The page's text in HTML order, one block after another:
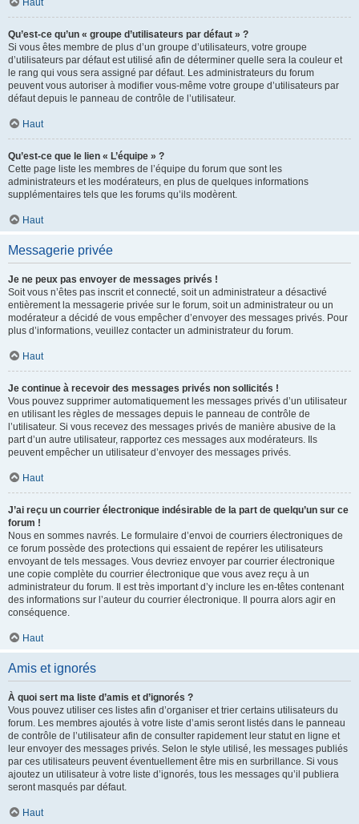
Haut
Qu’est-ce qu’un « groupe d’utilisateurs par défaut » ?
Si vous êtes membre de plus d’un groupe d’utilisateurs, votre groupe
d’utilisateurs par défaut est utilisé afin de déterminer quelle sera la couleur et
le rang qui vous sera assigné par défaut. Les administrateurs du forum
peuvent vous autoriser à modifier vous-même votre groupe d’utilisateurs par
défaut depuis le panneau de contrôle de l’utilisateur.
Haut
Qu’est-ce que le lien « L’équipe » ?
Cette page liste les membres de l’équipe du forum que sont les
administrateurs et les modérateurs, en plus de quelques informations
supplémentaires tels que les forums qu’ils modèrent.
Haut
Messagerie privée
Je ne peux pas envoyer de messages privés !
Soit vous n’êtes pas inscrit et connecté, soit un administrateur a désactivé
entièrement la messagerie privée sur le forum, soit un administrateur ou un
modérateur a décidé de vous empêcher d’envoyer des messages privés. Pour
plus d’informations, veuillez contacter un administrateur du forum.
Haut
Je continue à recevoir des messages privés non sollicités !
Vous pouvez supprimer automatiquement les messages privés d’un utilisateur
en utilisant les règles de messages depuis le panneau de contrôle de
l’utilisateur. Si vous recevez des messages privés de manière abusive de la
part d’un autre utilisateur, rapportez ces messages aux modérateurs. Ils
peuvent empêcher un utilisateur d’envoyer des messages privés.
Haut
J’ai reçu un courrier électronique indésirable de la part de quelqu’un sur ce
forum !
Nous en sommes navrés. Le formulaire d’envoi de courriers électroniques de
ce forum possède des protections qui essaient de repérer les utilisateurs
envoyant de tels messages. Vous devriez envoyer par courrier électronique
une copie complète du courrier électronique que vous avez reçu à un
administrateur du forum. Il est très important d’y inclure les en-têtes contenant
des informations sur l’auteur du courrier électronique. Il pourra alors agir en
conséquence.
Haut
Amis et ignorés
À quoi sert ma liste d’amis et d’ignorés ?
Vous pouvez utiliser ces listes afin d’organiser et trier certains utilisateurs du
forum. Les membres ajoutés à votre liste d’amis seront listés dans le panneau
de contrôle de l’utilisateur afin de consulter rapidement leur statut en ligne et
leur envoyer des messages privés. Selon le style utilisé, les messages publiés
par ces utilisateurs peuvent éventuellement être mis en surbrillance. Si vous
ajoutez un utilisateur à votre liste d’ignorés, tous les messages qu’il publiera
seront masqués par défaut.
Haut